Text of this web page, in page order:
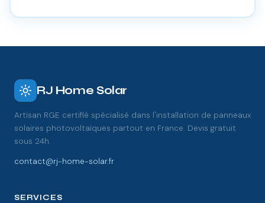
RJ Home Solar
Artisan RGE certifié spécialisé dans l'installation de panneaux
solaires photovoltaïques partout en France. Devis gratuit
sous 24h.
contact@rj-home-solar.fr
SERVICES